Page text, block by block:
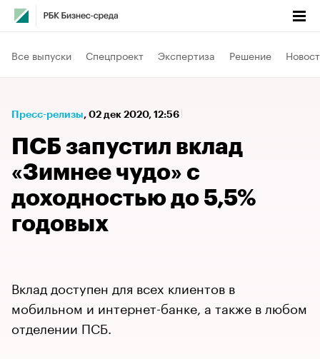
Все выпуски Спецпроект Экспертиза Решение
Пресс-релизы⁠, 02 дек 2020, 12:56
ПСБ запустил вклад
«Зимнее чудо» с
доходностью до 5,5%
годовых
Вклад доступен для всех клиентов в
мобильном и интернет-банке, а также в любом
отделении ПСБ.